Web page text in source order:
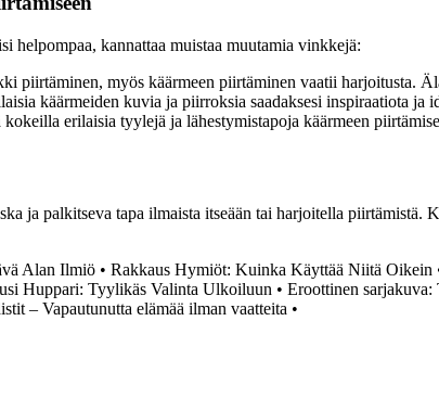
helpompaa, kannattaa muistaa muutamia vinkkejä:
piirtäminen, myös käärmeen piirtäminen vaatii harjoitusta.
käärmeiden kuvia ja piirroksia saadaksesi inspiraatiota ja
erilaisia tyylejä ja lähestymistapoja käärmeen
ja palkitseva tapa ilmaista itseään tai harjoitella
Alan Ilmiö • Rakkaus Hymiöt: Kuinka Käyttää Niitä Oikein
Huppari: Tyylikäs Valinta Ulkoiluun • Eroottinen sarjakuva:
– Vapautunutta elämää ilman vaatteita •